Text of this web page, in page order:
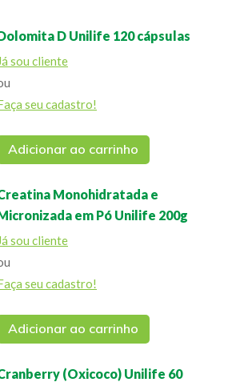
D Unilife 120 cápsulas
sou cliente
seu cadastro!
Adicionar ao carrinho
Monohidratada e
em Pó Unilife 200g
sou cliente
seu cadastro!
Adicionar ao carrinho
(Oxicoco) Unilife 60